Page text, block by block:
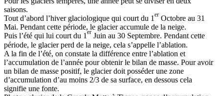
saisons.
Tout d’abord l’hiver glaciologique qui court du 1 er Octobre au 31
Mai. Pendant cette période, le glacier accumule de la neige.
Puis l’été qui lui court du 1er Juin au 30 Septembre. Pendant cette
période, le glacier perd de la neige, cela s’appelle l’ablation.
A la fin de l’été, on constate la différence entre l’ablation et
l’accumulation de l’année pour obtenir le bilan de masse. Pour avoir
un bilan de masse positif, le glacier doit posséder une zone
d’accumulation d’au moins 2/3 de sa surface, en dessous cela
signifie une fonte.